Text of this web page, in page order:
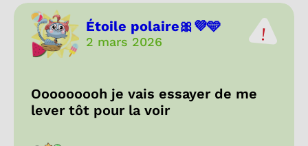
Étoile polaire🎀💜🩵
2 mars 2026
Ooooooooh je vais essayer de me
lever tôt pour la voir